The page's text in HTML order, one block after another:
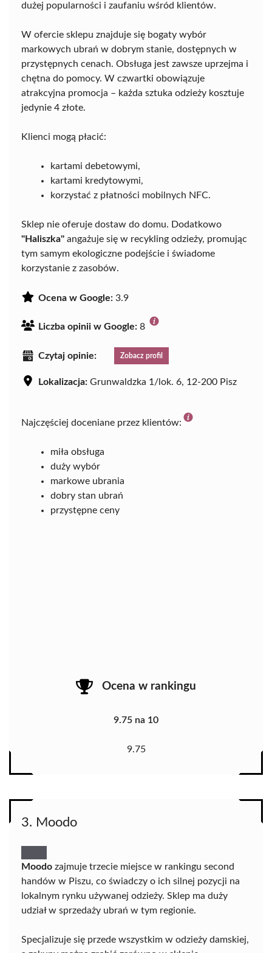
dużej popularności i zaufaniu wśród klientów.
W ofercie sklepu znajduje się bogaty wybór
markowych ubrań w dobrym stanie, dostępnych w
przystępnych cenach. Obsługa jest zawsze uprzejma i
chętna do pomocy. W czwartki obowiązuje
atrakcyjna promocja – każda sztuka odzieży kosztuje
jedynie 4 złote.
Klienci mogą płacić:
kartami debetowymi,
kartami kredytowymi,
korzystać z płatności mobilnych NFC.
Sklep nie oferuje dostaw do domu. Dodatkowo
"Haliszka" angażuje się w recykling odzieży, promując
tym samym ekologiczne podejście i świadome
korzystanie z zasobów.
Ocena w Google: 3.9
Liczba opinii w Google: 8
Czytaj opinie: Zobacz profil
Lokalizacja: Grunwaldzka 1/lok. 6, 12-200 Pisz
Najczęściej doceniane przez klientów:
miła obsługa
duży wybór
markowe ubrania
dobry stan ubrań
przystępne ceny
Ocena w rankingu
9.75 na 10
9.75
3. Moodo
Moodo zajmuje trzecie miejsce w rankingu second
handów w Piszu, co świadczy o ich silnej pozycji na
lokalnym rynku używanej odzieży. Sklep ma duży
udział w sprzedaży ubrań w tym regionie.
Specjalizuje się przede wszystkim w odzieży damskiej,